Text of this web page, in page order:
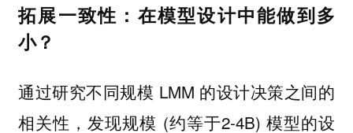
拓展一致性：在模型设计中能做到多
小？
通过研究不同规模 LMM 的设计决策之间的
相关性，发现规模 (约等于2-4B) 模型的设